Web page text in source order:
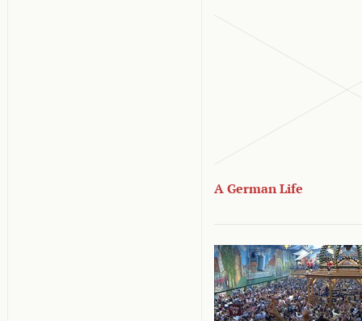
A German Life